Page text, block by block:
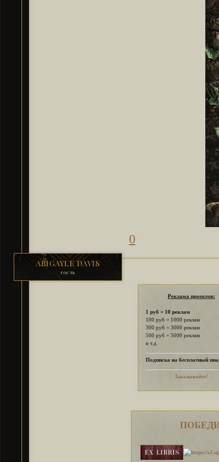
0
ABIGAYLE DAVIS
гость
Реклама проектов:
1 руб = 10 реклам
100 руб = 1000 реклам
300 руб = 3000 реклам
500 руб = 5000 реклам
и т.д.
Подписка на бесплатный
Заказывайте!